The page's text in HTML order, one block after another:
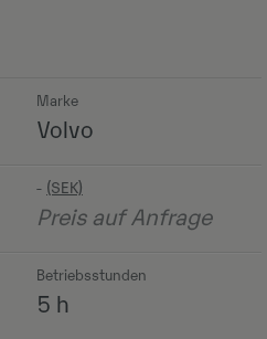
Marke
Volvo
-
Preis auf Anfrage
Betriebsstunden
5 h